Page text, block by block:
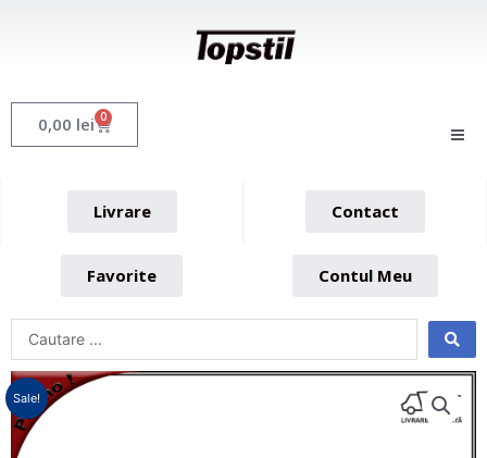
0,00 lei 0 Cart
Livrare Contact
Favorite Contul Meu
Sale!